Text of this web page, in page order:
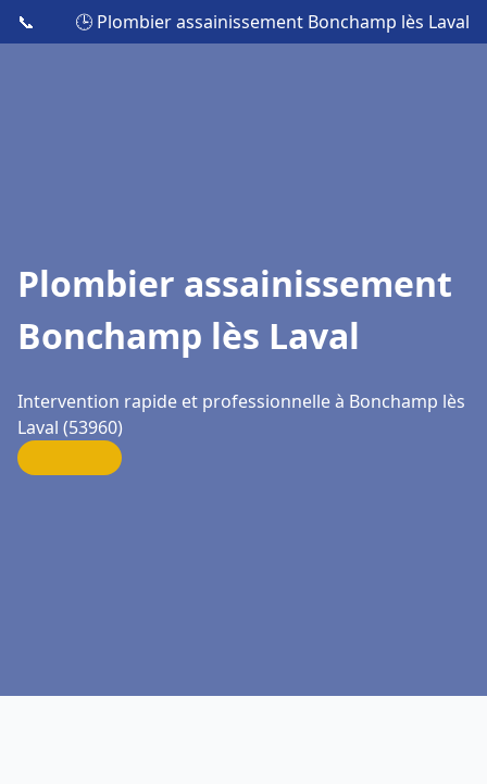
📞 🕒 Plombier assainissement Bonchamp lès Laval
Plombier assainissement
Bonchamp lès Laval
Intervention rapide et professionnelle à Bonchamp lès
Laval (53960)